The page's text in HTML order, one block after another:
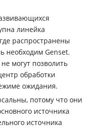
линейка
распространены
необходим Genset.
могут позволить
обработки
ожидания.
потому что они
источника
источника